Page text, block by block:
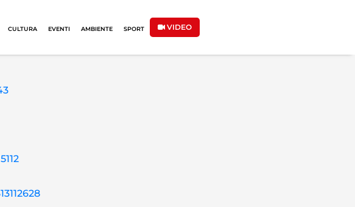
CULTURA EVENTI AMBIENTE SPORT VIDEO